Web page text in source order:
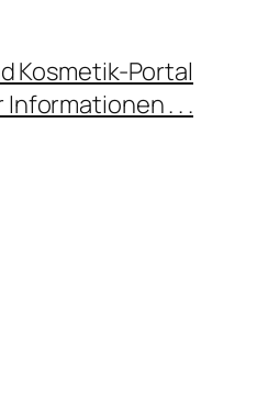
Kosmetik-Portal
. . .